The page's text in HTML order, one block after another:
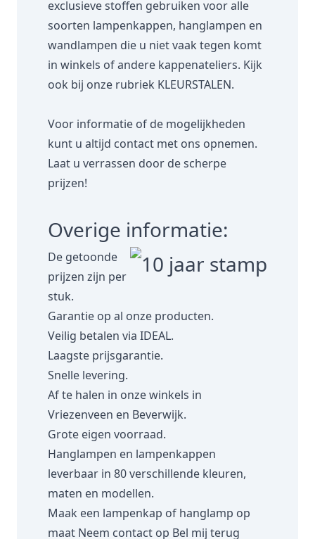
exclusieve stoffen gebruiken voor alle
soorten lampenkappen, hanglampen en
wandlampen die u niet vaak tegen komt
in winkels of andere kappenateliers. Kijk
ook bij onze rubriek KLEURSTALEN.
Voor informatie of de mogelijkheden
kunt u altijd contact met ons opnemen.
Laat u verrassen door de scherpe
prijzen!
Overige informatie:
De getoonde
prijzen zijn per
stuk.
Garantie op al onze producten.
Veilig betalen via IDEAL.
Laagste prijsgarantie.
Snelle levering.
Af te halen in onze winkels in
Vriezenveen en Beverwijk.
Grote eigen voorraad.
Hanglampen en lampenkappen
leverbaar in 80 verschillende kleuren,
maten en modellen.
Maak een lampenkap of hanglamp op
maat Neem contact op Bel mij terug